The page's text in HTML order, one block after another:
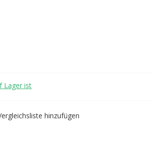
Lager ist
hinzufügen